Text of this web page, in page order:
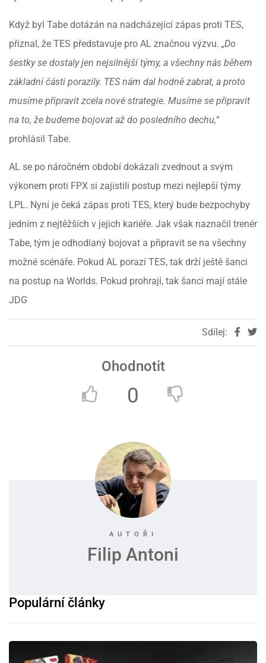
Když byl Tabe dotázán na nadcházející zápas proti TES,
přiznal, že TES představuje pro AL značnou výzvu. „Do
šestky se dostaly jen nejsilnější týmy, a všechny nás během
základní části porazily. TES nám dal hodně zabrat, a proto
musíme připravit zcela nové strategie. Musíme se připravit
na to, že budeme bojovat až do posledního dechu,“
prohlásil Tabe.
AL se po náročném období dokázali zvednout a svým
výkonem proti FPX si zajistili postup mezi nejlepší týmy
LPL. Nyní je čeká zápas proti TES, který bude bezpochyby
jedním z nejtěžších v jejich kariéře. Jak však naznačil trenér
Tabe, tým je odhodlaný bojovat a připravit se na všechny
možné scénáře. Pokud AL porazí TES, tak drží ještě šanci
na postup na Worlds. Pokud prohrají, tak šanci mají stále
JDG
Sdílej:
Ohodnotit
0
Filip Antoni
Populární články